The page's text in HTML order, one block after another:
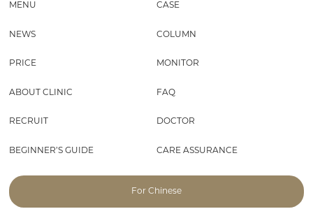
MENU CASE
NEWS COLUMN
PRICE MONITOR
ABOUT CLINIC FAQ
RECRUIT DOCTOR
BEGINNER’S GUIDE CARE ASSURANCE
For Chinese